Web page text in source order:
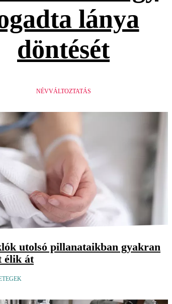
lánya
döntését
NÉVVÁLTOZTATÁS
utolsó pillanataikban gyakran
élik át